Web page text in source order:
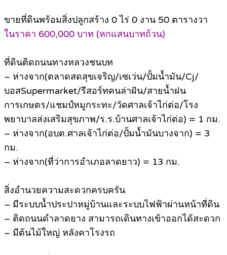
ขายที่ดินพร้อมสิ่งปลูกสร้าง 0 ไร่ 0 งาน 50 ตารางวา
ในราคา 600,000 บาท (หกแสนบาทถ้วน)
ที่ดินติดถนนทางหลวงชนบท
– ห่างจาก(ตลาดสดสุขเจริญ/เซเว่น/ปั้มน้ำมัน/Cj/
บอสSupermarket/รีสอร์ทคนล่าฝัน/สายน้ำฝน
การเกษตร/แชมป์หมูกระทะ/วัดศาลเจ้าไก่ต่อ/โรง
พยาบาลส่งเสริมสุขภาพ/ร.ร.บ้านศาลเจ้าไก่ต่อ) = 1 กม.
– ห่างจาก(อบต.ศาลเจ้าไก่ต่อ/ปั้มน้ำมันบางจาก) = 3
กม.
– ห่างจาก(ที่ว่าการอำเภอลาดยาว) = 13 กม.
สิ่งอำนวยความสะดวกครบครัน
– มีระบบน้ำประปาหมู่บ้านและระบบไฟฟ้าผ่านหน้าที่ดิน
– ติดถนนดำลาดยาง สามารถเดินทางเข้าออกได้สะดวก
– มีต้นไม้ใหญ่ หลังคาโรงรถ